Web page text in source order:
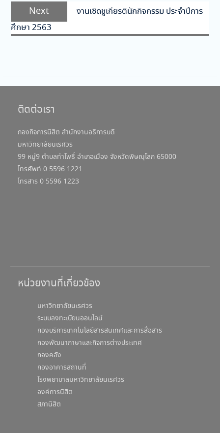
Next
Next
post:
งานเชิดชูเกียรตินักกิจกรรม ประจำปีการ
ศึกษา 2563
ติดต่อเรา
กองกิจการนิสิต สำนักงานอธิการบดี
มหาวิทยาลัยนเรศวร
99 หมู่9 ตำบลท่าโพธิ์ อำเภอเมือง จังหวัดพิษณุโลก 65000
โทรศัพท์ 0 5596 1221
โทรสาร 0 5596 1223
หน่วยงานที่เกี่ยวข้อง
มหาวิทยาลัยนเรศวร
ระบบลงทะเบียนออนไลน์
กองบริการเทคโนโลยีสารสนเทศและการสื่อสาร
กองพัฒนาภาษาและกิจการต่างประเทศ
กองคลัง
กองอาคารสถานที่
โรงพยาบาลมหาวิทยาลัยนเรศวร
องค์การนิสิต
สภานิสิต